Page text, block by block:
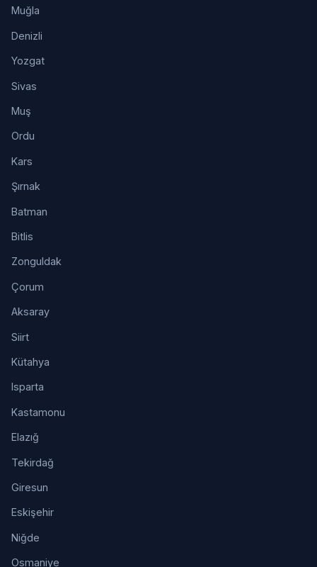
Muğla
Denizli
Yozgat
Sivas
Muş
Ordu
Kars
Şırnak
Batman
Bitlis
Zonguldak
Çorum
Aksaray
Siirt
Kütahya
Isparta
Kastamonu
Elazığ
Tekirdağ
Giresun
Eskişehir
Niğde
Osmaniye